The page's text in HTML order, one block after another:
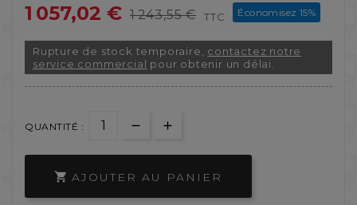
1 057,02 € 1 243,55 € TTC Économisez 15%
Rupture de stock temporaire, contactez notre
service commercial pour obtenir un délai.
QUANTITÉ :
 AJOUTER AU PANIER